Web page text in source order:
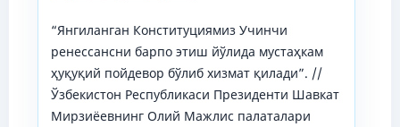
“Янгиланган Конституциямиз Учинчи
ренессансни барпо этиш йўлида мустаҳкам
ҳуқуқий пойдевор бўлиб хизмат қилади”. //
Ўзбекистон Республикаси Президенти Шавкат
Мирзиёевнинг Олий Мажлис палаталари